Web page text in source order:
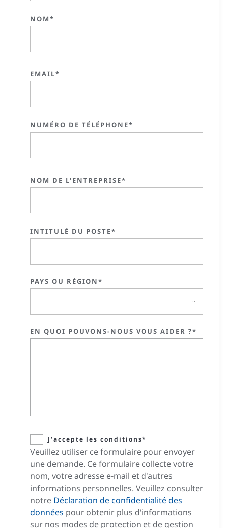
NOM*
EMAIL*
NUMÉRO DE TÉLÉPHONE*
NOM DE L'ENTREPRISE*
INTITULÉ DU POSTE*
PAYS OU RÉGION*
EN QUOI POUVONS-NOUS VOUS AIDER ?*
J'accepte les conditions*
Veuillez utiliser ce formulaire pour envoyer
une demande. Ce formulaire collecte votre
nom, votre adresse e-mail et d'autres
informations personnelles. Veuillez consulter
notre Déclaration de confidentialité des
données pour obtenir plus d'informations
sur nos modes de protection et de gestion